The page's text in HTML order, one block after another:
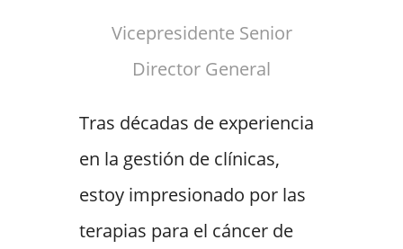
Vicepresidente Senior
Director General
Tras décadas de experiencia
en la gestión de clínicas,
estoy impresionado por las
terapias para el cáncer de